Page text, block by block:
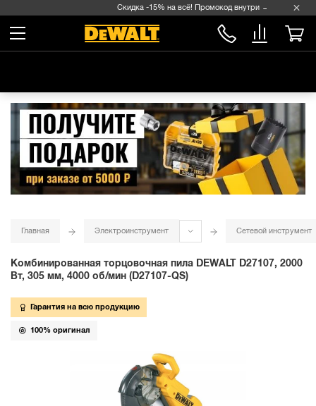
Скидка -15% на всё! Промокод внутри →
Главная Электроинструмент Сетевой инструмент
Комбинированная торцовочная пила DEWALT D27107, 2000
Вт, 305 мм, 4000 об/мин (D27107-QS)
Гарантия на всю продукцию
100% оригинал